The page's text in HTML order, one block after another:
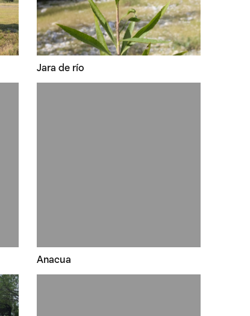
Jara de río
Anacua